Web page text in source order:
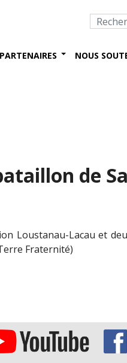
PARTENAIRES NOUS
de
Loustanau-Lacau et
Fraternité)